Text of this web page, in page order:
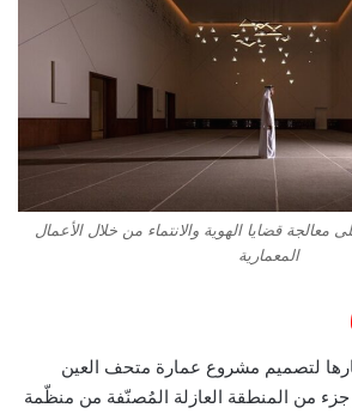
معالجة قضايا الهوية والانتماء من خلال الأعمال
المعمارية
لتصميم مشروع عمارة متحف العين
جزء من المنطقة العازلة المُصنّفة من منظّمة